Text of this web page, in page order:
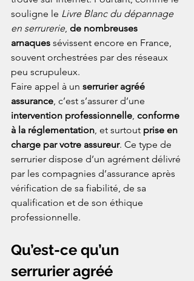
souligne le Livre Blanc du dépannage
en serrurerie, de nombreuses
arnaques sévissent encore en France,
souvent orchestrées par des réseaux
peu scrupuleux.
Faire appel à un serrurier agréé
assurance, c’est s’assurer d’une
intervention professionnelle, conforme
à la réglementation, et surtout prise en
charge par votre assureur. Ce type de
serrurier dispose d’un agrément délivré
par les compagnies d’assurance après
vérification de sa fiabilité, de sa
qualification et de son éthique
professionnelle.
Qu’est-ce qu’un
serrurier agréé